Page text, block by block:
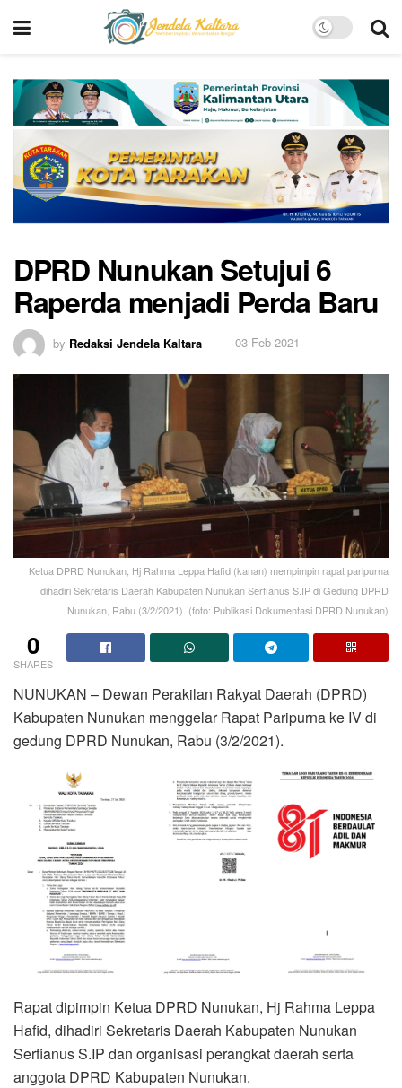
DPRD Nunukan Setujui 6
Raperda menjadi Perda Baru
by Redaksi Jendela Kaltara 03 Feb 2021
Ketua DPRD Nunukan, Hj Rahma Leppa Hafid (kanan) mempimpin rapat paripurna
dihadiri Sekretaris Daerah Kabupaten Nunukan Serfianus S.IP di Gedung DPRD
Nunukan, Rabu (3/2/2021). (foto: Publikasi Dokumentasi DPRD Nunukan)
0
SHARES
NUNUKAN – Dewan Perakilan Rakyat Daerah (DPRD)
Kabupaten Nunukan menggelar Rapat Paripurna ke IV di
gedung DPRD Nunukan, Rabu (3/2/2021).
Rapat dipimpin Ketua DPRD Nunukan, Hj Rahma Leppa
Hafid, dihadiri Sekretaris Daerah Kabupaten Nunukan
Serfianus S.IP dan organisasi perangkat daerah serta
anggota DPRD Kabupaten Nunukan.